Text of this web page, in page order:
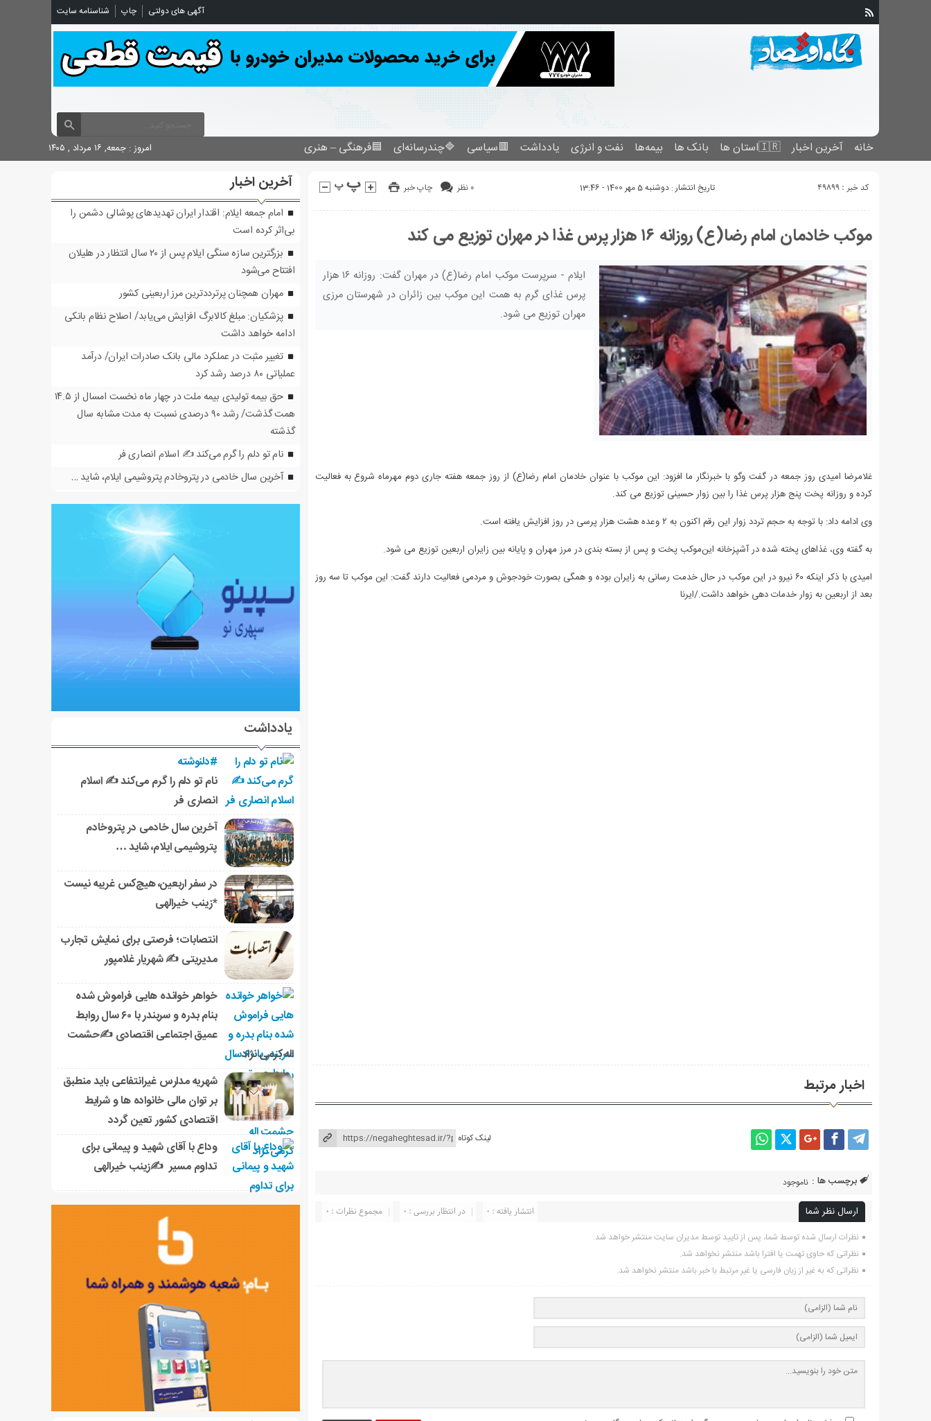
آگهی های دولتی چاپ شناسنامه سایت
خانه آخرین اخبار 🇮🇷استان ‌ها بانک ها بیمه‌ها نفت و انرژی یادداشت 🟥سیاسی 🔷چندرسانه‌ای 🟦فرهنگی – هنری امروز : جمعه, ۱۶ مرداد , ۱۴۰۵
کد خبر : 49899 تاریخ انتشار : دوشنبه 5 مهر 1400 - 13:46 چاپ خبر ۰ نظر
موکب خادمان امام رضا(ع) روزانه ۱۶ هزار پرس غذا در مهران توزیع می کند
ایلام - سرپرست موکب امام رضا(ع) در مهران گفت: روزانه ۱۶ هزار
پرس غذای گرم به همت این موکب بین زائران در شهرستان مرزی
مهران توزیع می شود.
غلامرضا امیدی روز جمعه در گفت وگو با خبرنگار ما افزود: این موکب با عنوان خادمان امام رضا(ع) از روز جمعه هفته جاری دوم‌ مهرماه شروع به فعالیت
کرده و روزانه پخت پنج هزار پرس غذا را بین زوار حسینی توزیع می کند.
وی ادامه داد: با توجه به حجم تردد زوار این رقم اکنون به ۲ وعده هشت هزار پرسی در روز افزایش یافته است.
به گفته وی، غذاهای پخته شده در آشپزخانه این‌موکب پخت و پس از بسته بندی در مرز مهران و پایانه بین زایران اربعین توزیع می شود.
امیدی با ذکر اینکه ۶۰ نیرو در این موکب در حال خدمت رسانی به زایران بوده و همگی بصورت خودجوش و مردمی فعالیت دارند گفت: این موکب تا سه روز
بعد از اربعین به زوار خدمات دهی خواهد داشت./ایرنا
اخبار مرتبط
لینک کوتاه
برچسب ها : ناموجود
ارسال نظر شما مجموع نظرات : 0 در انتظار بررسی : 0 انتشار یافته : ۰
نظرات ارسال شده توسط شما، پس از تایید توسط مدیران سایت منتشر خواهد شد.
نظراتی که حاوی تهمت یا افترا باشد منتشر نخواهد شد.
نظراتی که به غیر از زبان فارسی یا غیر مرتبط با خبر باشد منتشر نخواهد شد.
آخرین اخبار
امام جمعه ایلام: اقتدار ایران تهدیدهای پوشالی دشمن را
بی‌اثر کرده است
بزرگترین سازه سنگی ایلام پس از ۲۰ سال انتظار در هلیلان
افتتاح می‌شود
مهران همچنان پرترددترین مرز اربعینی کشور
پزشکیان: مبلغ کالابرگ افزایش می‌یابد/ اصلاح نظام بانکی
ادامه خواهد داشت
تغییر مثبت در عملکرد مالی بانک صادرات ایران/ درآمد
عملیاتی ۸۰ درصد رشد کرد
حق بیمه تولیدی بیمه ملت در چهار ماه نخست امسال از ۱۴.۵
همت گذشت/ رشد ۹۰ درصدی نسبت به مدت مشابه سال
گذشته
نام تو دلم را گرم می‌کند ✍️ اسلام انصاری فر
آخرین سال خادمی در پتروخادم پتروشیمی ایلام، شاید …
یادداشت
#دلنوشته
نام تو دلم را گرم می‌کند ✍️ اسلام
انصاری فر
آخرین سال خادمی در پتروخادم
پتروشیمی ایلام، شاید …
در سفر اربعین، هیچ‌کس غریبه نیست
*زینب خیرالهی
انتصابات؛ فرصتی برای نمایش تجارب
مدیریتی ✍ شهریار غلامپور
خواهر خوانده هایی فراموش شده
بنام بدره و سربندر با ۶۰ سال روابط
عمیق اجتماعی اقتصادی ✍حشمت
اله کرمی نژاد
شهریه مدارس غیرانتفاعی باید منطبق
بر توان مالی خانواده ها و شرایط
اقتصادی کشور تعین گردد
وداع با آقای شهید و پیمانی برای
تداوم مسیر ✍زینب خیرالهی